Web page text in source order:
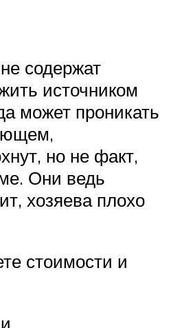
содержат
источником
может проникать
но не факт,
Они ведь
хозяева плохо
стоимости и